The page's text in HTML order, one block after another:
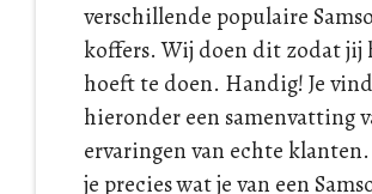
verschillende populaire
koffers. Wij doen dit zodat jij
hoeft te doen. Handig! Je
hieronder een samenvatting
ervaringen van echte
je precies wat je van een